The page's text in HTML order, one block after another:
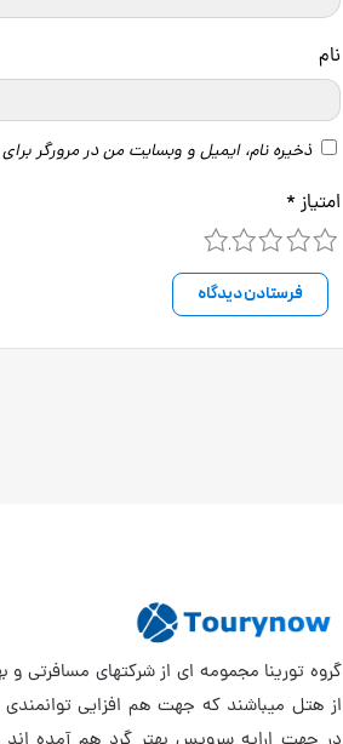
ذخیره نام، ایمیل و وبسایت من در مرورگر
امتیاز *
4 3 2 1
گروه تورینا مجمومه ای از شرکتهای مسافرتی و
از هتل میباشند که جهت هم افزایی